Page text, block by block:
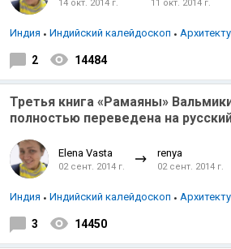
14 окт. 2014 г. 11 окт. 2014 г.
Индия Индийский калейдоскоп
2 14484
Третья книга «Рамаяны»
полностью переведена на
Elena Vasta
02 сент. 2014 г.
renya
02 сент. 2014 г.
Индия Индийский калейдоскоп
3 14450